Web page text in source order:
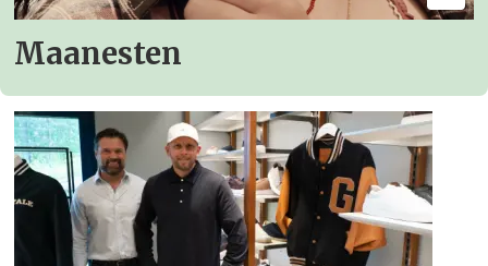
Maanesten